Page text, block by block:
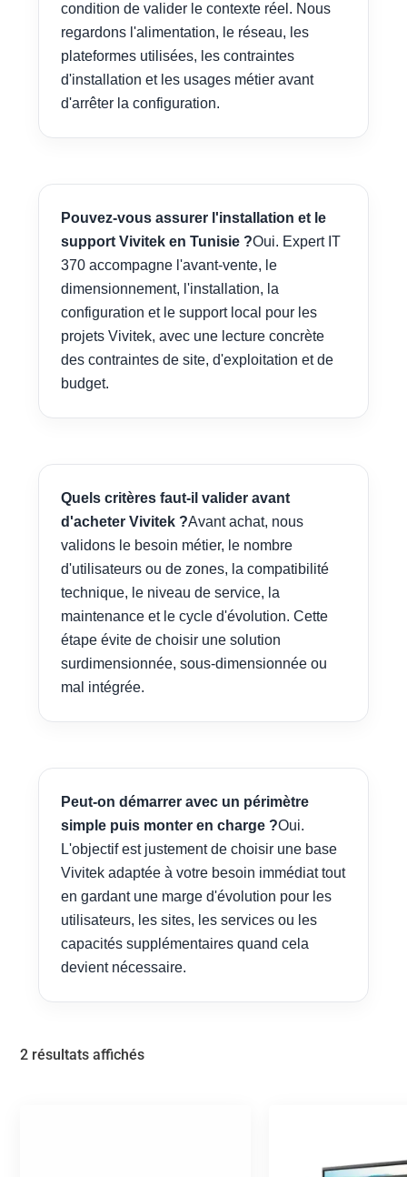
condition de valider le contexte réel. Nous
regardons l'alimentation, le réseau, les
plateformes utilisées, les contraintes
d'installation et les usages métier avant
d'arrêter la configuration.
Pouvez-vous assurer l'installation et le
support Vivitek en Tunisie ?Oui. Expert IT
370 accompagne l'avant-vente, le
dimensionnement, l'installation, la
configuration et le support local pour les
projets Vivitek, avec une lecture concrète
des contraintes de site, d'exploitation et de
budget.
Quels critères faut-il valider avant
d'acheter Vivitek ?Avant achat, nous
validons le besoin métier, le nombre
d'utilisateurs ou de zones, la compatibilité
technique, le niveau de service, la
maintenance et le cycle d'évolution. Cette
étape évite de choisir une solution
surdimensionnée, sous-dimensionnée ou
mal intégrée.
Peut-on démarrer avec un périmètre
simple puis monter en charge ?Oui.
L'objectif est justement de choisir une base
Vivitek adaptée à votre besoin immédiat tout
en gardant une marge d'évolution pour les
utilisateurs, les sites, les services ou les
capacités supplémentaires quand cela
devient nécessaire.
2 résultats affichés